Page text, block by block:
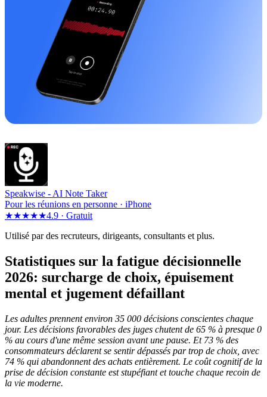
Speakwise - AI Note Taker
Pour les réunions en personne · iPhone
★★★★★4.9 · Gratuit
Utilisé par des recruteurs, dirigeants, consultants et plus.
Statistiques sur la fatigue décisionnelle
2026: surcharge de choix, épuisement
mental et jugement défaillant
Les adultes prennent environ 35 000 décisions conscientes chaque
jour. Les décisions favorables des juges chutent de 65 % à presque 0
% au cours d'une même session avant une pause. Et 73 % des
consommateurs déclarent se sentir dépassés par trop de choix, avec
74 % qui abandonnent des achats entièrement. Le coût cognitif de la
prise de décision constante est stupéfiant et touche chaque recoin de
la vie moderne.